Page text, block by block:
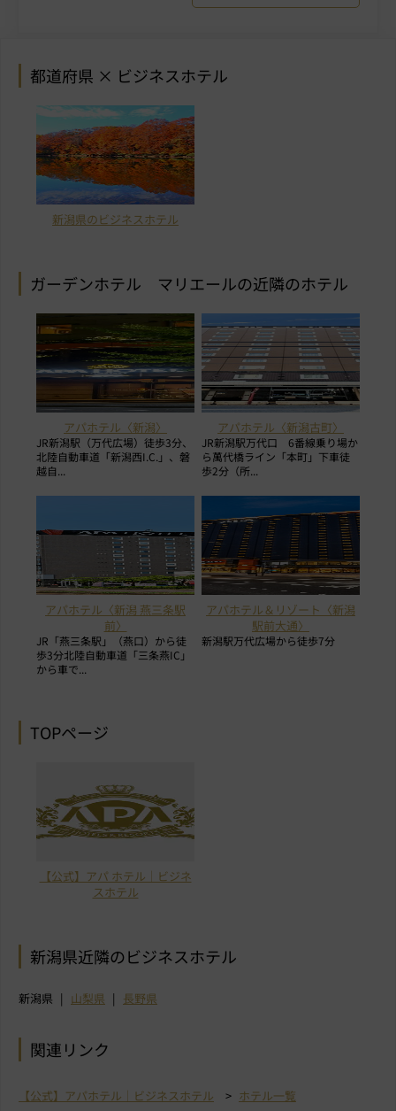
都道府県 × ビジネスホテル
新潟県のビジネスホテル
ガーデンホテル マリエールの近隣のホテル
アパホテル〈新潟〉
JR新潟駅（万代広場）徒歩3分、
北陸自動車道「新潟西I.C.」、磐
越自...
アパホテル〈新潟古町〉
JR新潟駅万代口 6番線乗り場か
ら萬代橋ライン「本町」下車徒
歩2分（所...
アパホテル〈新潟 燕三条駅
前〉
JR「燕三条駅」（燕口）から徒
歩3分北陸自動車道「三条燕IC」
から車で...
アパホテル＆リゾート〈新潟
駅前大通〉
新潟駅万代広場から徒歩7分
TOPページ
【公式】アパ ホテル｜ビジネ
スホテル
新潟県近隣のビジネスホテル
新潟県 山梨県 長野県
関連リンク
【公式】アパホテル｜ビジネスホテル ホテル一覧